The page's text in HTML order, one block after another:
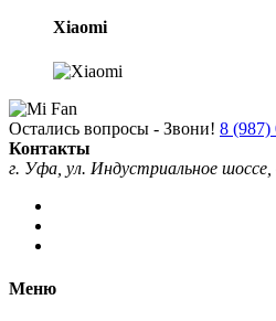
Xiaomi
Остались вопросы - Звони! 8 (987)
Контакты
г. Уфа, ул. Индустриальное шоссе,
Меню